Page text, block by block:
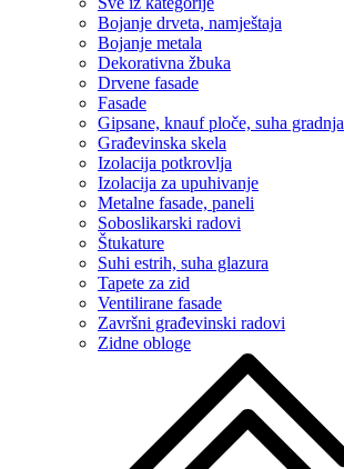
Bojanje drveta, namještaja
Bojanje metala
Dekorativna žbuka
Drvene fasade
Fasade
Gipsane, knauf ploče, suha gradnja
Građevinska skela
Izolacija potkrovlja
Izolacija za upuhivanje
Metalne fasade, paneli
Soboslikarski radovi
Štukature
Suhi estrih, suha glazura
Tapete za zid
Ventilirane fasade
Završni građevinski radovi
Zidne obloge